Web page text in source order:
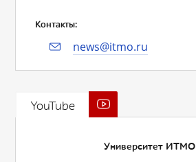
Контакты:
news@itmo.ru
YouTube
Университет ИТМО